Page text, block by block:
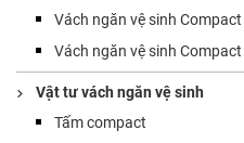
Vách ngăn vệ sinh
Vách ngăn vệ sinh
Vật tư vách ngăn vệ sinh
Tấm compact